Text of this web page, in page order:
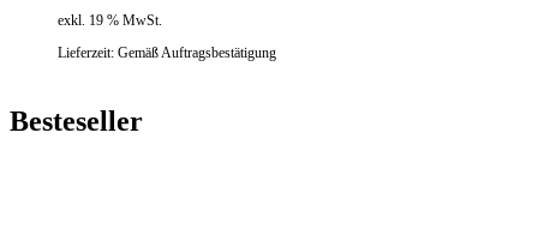
4
exkl. 19 % MwSt.
Lieferzeit: Gemäß Auftragsbestätigung
Besteseller